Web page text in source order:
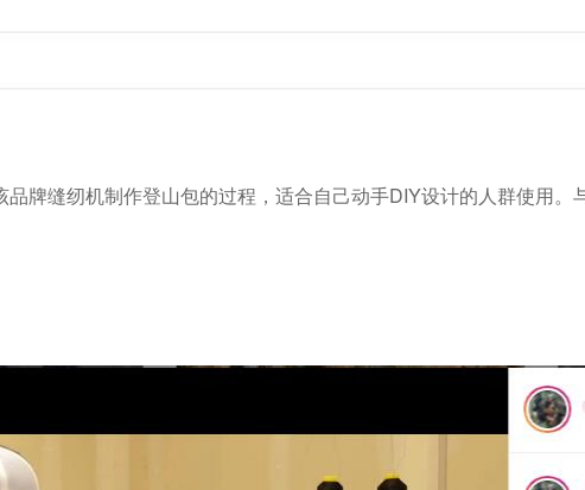
品牌缝纫机制作登山包的过程，适合自己动手DIY设计的人群使用